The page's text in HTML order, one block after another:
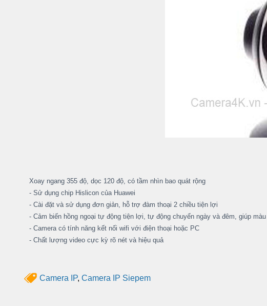
Xoay ngang 355 độ, dọc 120 độ, có tầm nhìn bao quát rộng
- Sử dụng chip Hislicon của Huawei
- Cài đặt và sử dụng đơn giản, hỗ trợ đàm thoại 2 chiều tiện lợi
- Cảm biến hồng ngoại tự động tiện lợi, tự động chuyển ngày và đêm, giúp
- Camera có tính năng kết nối wifi với điện thoại hoặc PC
- Chất lượng video cực kỳ rõ nét và hiệu quả
Camera IP, Camera IP Siepem